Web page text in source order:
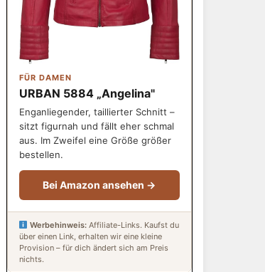
FÜR DAMEN
URBAN 5884 „Angelina"
Enganliegender, taillierter Schnitt –
sitzt figurnah und fällt eher schmal
aus. Im Zweifel eine Größe größer
bestellen.
Bei Amazon ansehen →
Werbehinweis: Affiliate-Links. Kaufst du
über einen Link, erhalten wir eine kleine
Provision – für dich ändert sich am Preis
nichts.